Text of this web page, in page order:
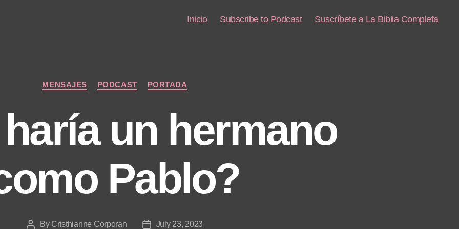
Inicio Subscribe to Podcast Suscríbete a La Biblia Completa
Categories
MENSAJES PODCAST PORTADA
un hermano
Pablo?
PostBy Cristhianne Corporan PostJuly 23, 2023